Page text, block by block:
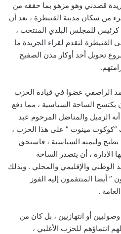
قصدني وهو مزهو بما حققه من
من سكان مدينة القنيطرة ، بعد أن
كرئيس للمجلس البلدي المنتخب ،
لتقدم لقراء الجريدة ما
تحويل أحد أوكار مدن الصفيح
الراصفي عضوا في قيادة الحزب
يكتسح الساحة السياسية ، مما دفع
الزميل والمناضل المرحوم عبد
مينوت ” على هذا الحزب ،
وليمته السياسية ، فاستحق
الإدارة ، أن يتصدر الساحة
الوطني والإقليمي والمحلي . وبذلك
أيضا المنتقمون إليه الفوز
.
أو انتهازيين ، بل كان من
انتماؤهم للحزب الأغلبي ،